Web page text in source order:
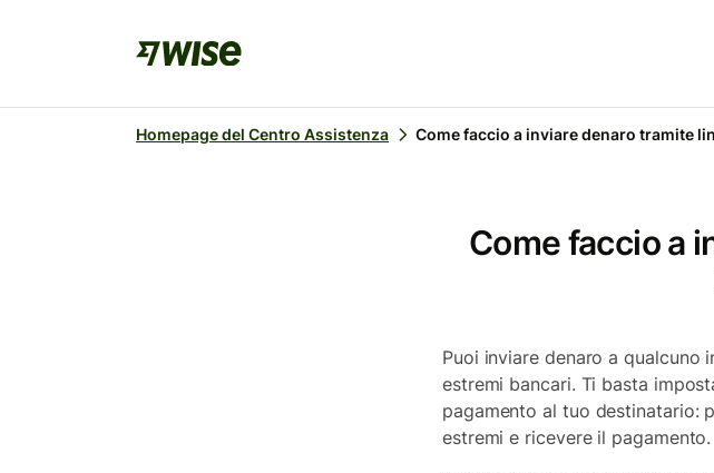
Homepage del Centro Assistenza Come faccio a inviare denaro tramite
Come faccio a
Puoi inviare denaro a qualcuno
estremi bancari. Ti basta
pagamento al tuo destinatario:
estremi e ricevere il pagamento.